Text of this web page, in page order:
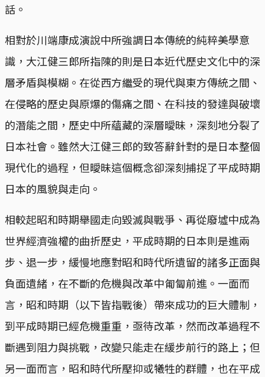
話。
相對於川端康成演說中所強調日本傳統的純粹美學意
識，大江健三郎所指陳的則是日本近代歷史文化中的深
層矛盾與模糊。在從西方繼受的現代與東方傳統之間、
在侵略的歷史與原爆的傷痛之間、在科技的發達與破壞
的潛能之間，歷史中所蘊藏的深層曖昧，深刻地分裂了
日本社會。雖然大江健三郎的致答辭針對的是日本整個
現代化的過程，但曖昧這個概念卻深刻捕捉了平成時期
日本的風貌與走向。
相較起昭和時期舉國走向毀滅與戰爭、再從廢墟中成為
世界經濟強權的曲折歷史，平成時期的日本則是進兩
步、退一步，緩慢地應對昭和時代所遺留的諸多正面與
負面遺緒，在不斷的危機與改革中匍匐前進。一面而
言，昭和時期（以下皆指戰後）帶來成功的巨大體制，
到平成時期已經危機重重，亟待改革，然而改革過程不
斷遇到阻力與挑戰，改變只能走在緩步前行的路上；但
另一面而言，昭和時代所壓抑或犧牲的群體，也在平成